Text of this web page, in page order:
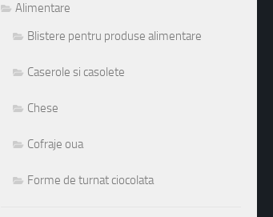
Alimentare
Blistere pentru produse alimentare
Caserole si casolete
Chese
Cofraje oua
Forme de turnat ciocolata